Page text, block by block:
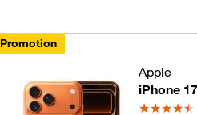
Promotion
Apple
iPhone